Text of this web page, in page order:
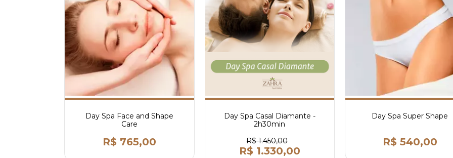
Day Spa Face and Shape
Care
R$ 765,00
Day Spa Casal Diamante -
2h30min
R$ 1.450,00
R$ 1.330,00
Day Spa Super Shape
R$ 540,00